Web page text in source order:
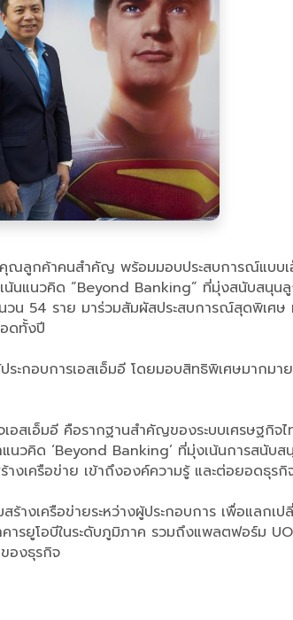
คุณลูกค้าคนสำคัญ พร้อมมอบประสบการณ์แบบ
น้นแนวคิด “Beyond Banking” ที่มุ่งสนับสนุน
น 54 ราย มาร่วมสัมผัสประสบการณ์สุดพิเศ
ดทั้งปี
ะกอบการเอสเอ็มอี โดยมอบสิทธิพิเศษมากม
สเอ็มอี คือรากฐานสำคัญของระบบเศรษฐกิจไ
วคิด ‘Beyond Banking’ ที่มุ่งเน้นการสนับ
งเครือข่าย เข้าถึงองค์ความรู้ และต่อยอดธุร
างเครือข่ายระหว่างผู้ประกอบการ เพื่อแลก
รยูโอบีในระดับภูมิภาค รวมถึงแพลตฟอร์ม
องธุรกิจ